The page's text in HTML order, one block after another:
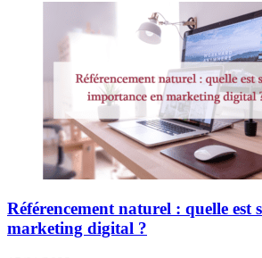
Référencement naturel : quelle est
marketing digital ?